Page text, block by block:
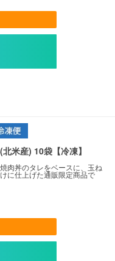
米産) 10袋【冷凍】
肉丼のタレをベースに、玉ね
に仕上げた通販限定商品で